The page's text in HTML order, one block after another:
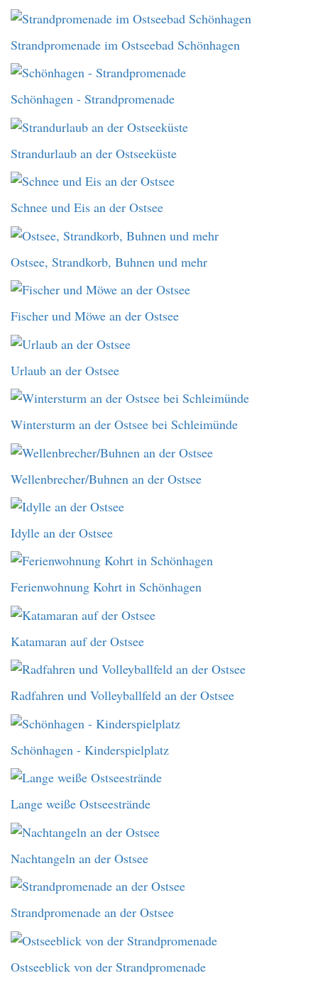
Strandpromenade im Ostseebad Schönhagen
Schönhagen - Strandpromenade
Strandurlaub an der Ostseeküste
Schnee und Eis an der Ostsee
Ostsee, Strandkorb, Buhnen und mehr
Fischer und Möwe an der Ostsee
Urlaub an der Ostsee
Wintersturm an der Ostsee bei Schleimünde
Wellenbrecher/Buhnen an der Ostsee
Idylle an der Ostsee
Ferienwohnung Kohrt in Schönhagen
Katamaran auf der Ostsee
Radfahren und Volleyballfeld an der Ostsee
Schönhagen - Kinderspielplatz
Lange weiße Ostseestrände
Nachtangeln an der Ostsee
Strandpromenade an der Ostsee
Ostseeblick von der Strandpromenade